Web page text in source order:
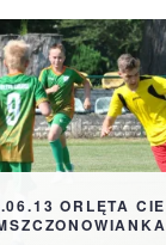
ORLĘTA